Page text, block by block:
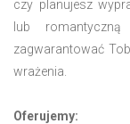
czy planujesz
lub
zagwarantować
wrażenia.
Oferujemy: